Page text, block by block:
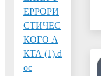
ЕРРОРИ
СТИЧЕС
КОГО А
КТА (1).d
oc